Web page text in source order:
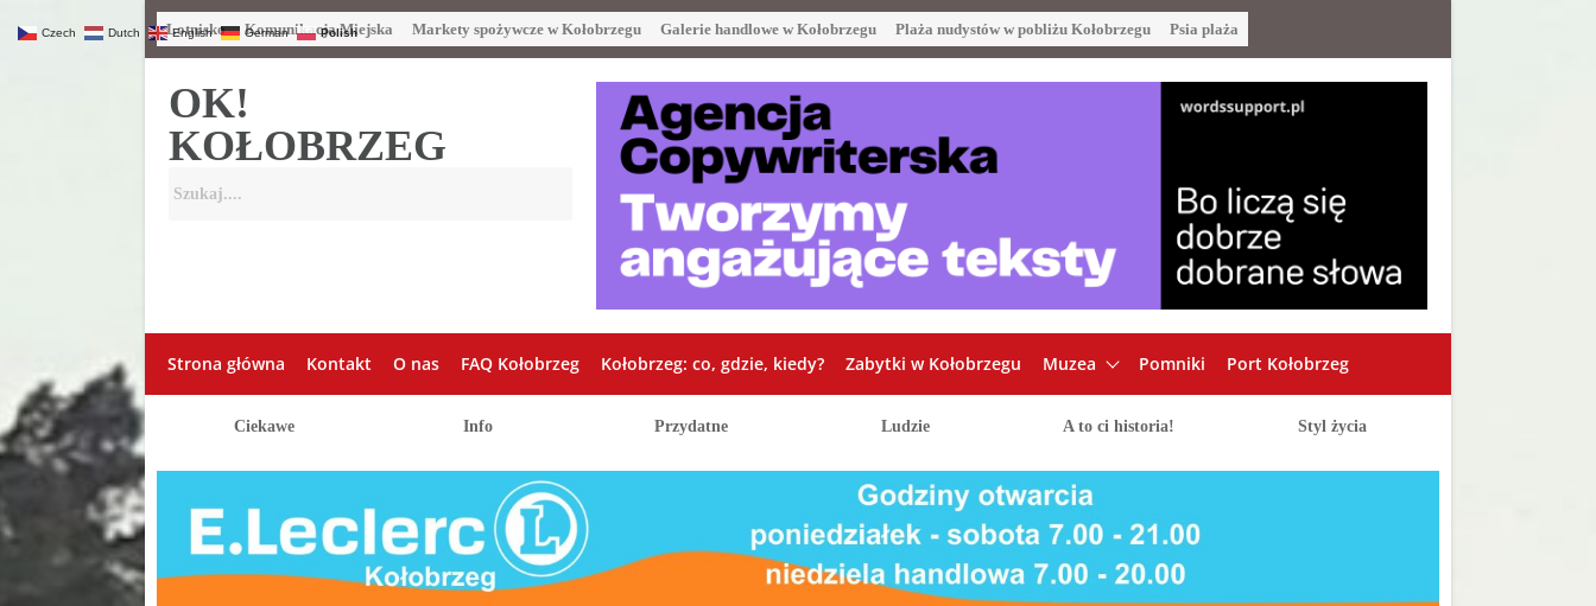
Lotnisko Komunikacja Miejska Markety spożywcze w Kołobrzegu Galerie handlowe w Kołobrzegu Plaża nudystów w pobliżu Kołobrzegu Psia plaża
OK!
KOŁOBRZEG
Strona główna Kontakt O nas FAQ Kołobrzeg Kołobrzeg: co, gdzie, kiedy? Zabytki w Kołobrzegu Muzea Pomniki Port Kołobrzeg
Ciekawe Info Przydatne Ludzie A to ci historia! Styl życia
Czech Dutch English German Polish